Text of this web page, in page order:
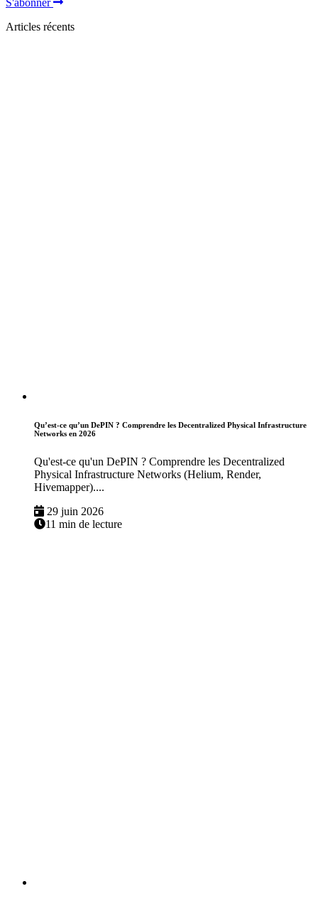
S'abonner
Articles récents
Qu’est-ce qu’un DePIN ? Comprendre les Decentralized Physical Infrastructure
Networks en 2026
Qu'est-ce qu'un DePIN ? Comprendre les Decentralized
Physical Infrastructure Networks (Helium, Render,
Hivemapper)....
29 juin 2026
11 min de lecture